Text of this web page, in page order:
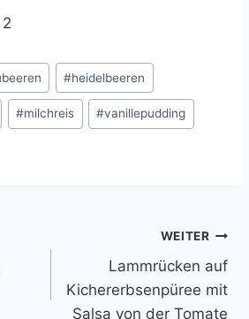
2
#heidelbeeren
#milchreis #vanillepudding
WEITER
Lammrücken auf
Kichererbsenpüree mit
Salsa von der Tomate